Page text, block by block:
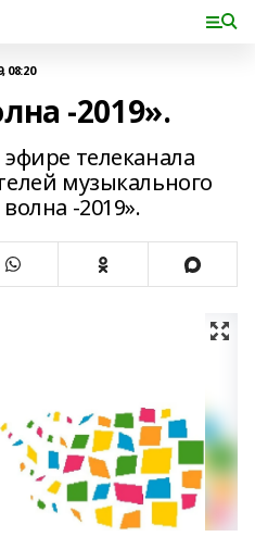
08:20
-2019».
телеканала
музыкального
-2019».